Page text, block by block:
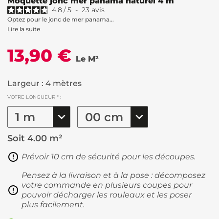
4.8/5 - 23 avis
Optez pour le jonc de mer panama...
Lire la suite
13,90 € Le M²
Largeur : 4 mètres
VOTRE LONGUEUR * :
Soit 4.00 m²
Prévoir 10 cm de sécurité pour les découpes.
Pensez à la livraison et à la pose : décomposez
votre commande en plusieurs coupes pour
pouvoir décharger les rouleaux et les poser
plus facilement.